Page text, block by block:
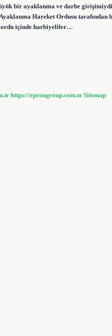
bir ayaklanma ve darbe
Hareket Ordusu tarafından
ordu içinde harbiyeliler…
https://eprongroup.com.tr Sitemap